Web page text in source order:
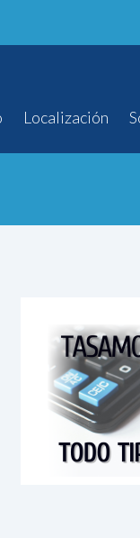
Localización